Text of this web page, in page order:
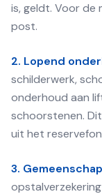
is, geldt. Voor de
post.
2. Lopend
schilderwerk,
onderhoud aan
schoorstenen.
uit het
3.